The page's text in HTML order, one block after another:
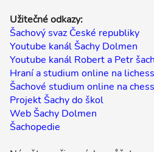
Užitečné odkazy:
Šachový svaz České republiky
Youtube kanál Šachy Dolmen
Youtube kanál Robert a Petr
Hraní a studium online na
Šachové studium online na
Projekt Šachy do škol
Web Šachy Dolmen
Šachopedie